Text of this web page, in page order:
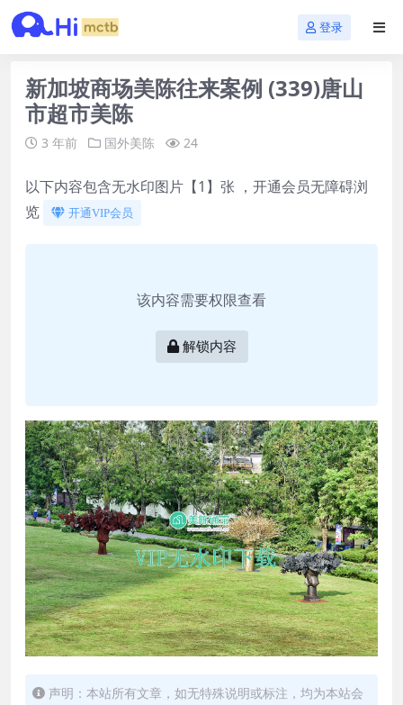
登录
新加坡商场美陈往来案例 (339)唐山
市超市美陈
3 年前 国外美陈 24
以下内容包含无水印图片【1】张 ，开通会员无障碍浏
览
开通VIP会员
该内容需要权限查看
解锁内容
声明：本站所有文章，如无特殊说明或标注，均为本站会